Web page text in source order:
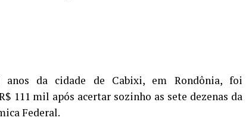
anos da cidade de Cabixi, em Rondônia, foi
111 mil após acertar sozinho as sete dezenas da
Federal.